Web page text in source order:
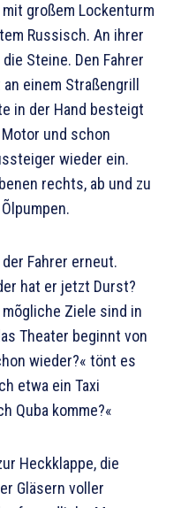
großem Lockenturm
Russisch. An ihrer
Steine. Den Fahrer
einem Straßengrill
in der Hand besteigt
und schon
wieder ein.
rechts, ab und zu
Fahrer erneut.
hat er jetzt Durst?
Ziele sind in
Theater beginnt von
wieder?« tönt es
etwa ein Taxi
Quba komme?«
Heckklappe, die
Gläsern voller